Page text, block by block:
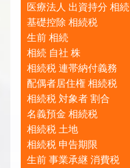
医療法人 出資持分 相続
基礎控除 相続税
生前 相続
相続 自社 株
相続税 連帯納付義務
配偶者居住権 相続税
相続税 対象者 割合
名義預金 相続税
相続税 土地
相続税 申告期限
生前 事業承継 消費税